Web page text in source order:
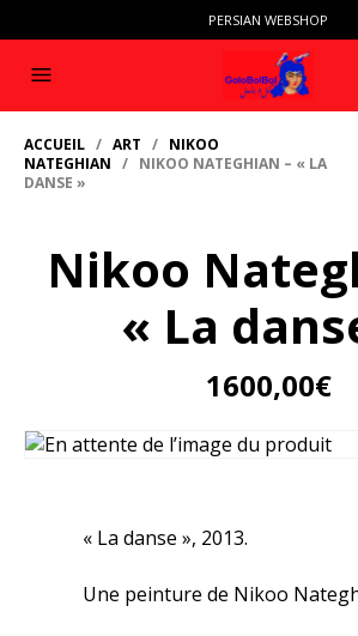
PERSIAN WEBSHOP
ACCUEIL / ART / NIKOO
NATEGHIAN / NIKOO NATEGHIAN – « LA
DANSE »
Nikoo
« La
1600,00€
« La danse », 2013.
Une peinture de Nikoo